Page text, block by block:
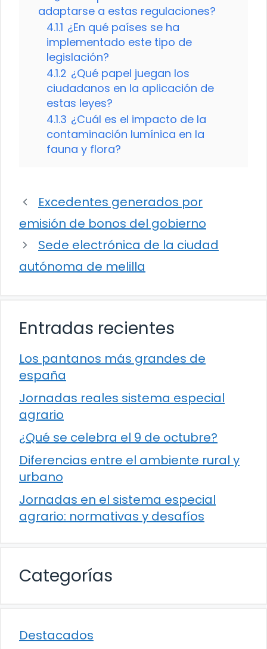
adaptarse a estas regulaciones?
4.1.1 ¿En qué países se ha
implementado este tipo de
legislación?
4.1.2 ¿Qué papel juegan los
ciudadanos en la aplicación de
estas leyes?
4.1.3 ¿Cuál es el impacto de la
contaminación lumínica en la
fauna y flora?
Excedentes generados por
emisión de bonos del gobierno
Sede electrónica de la ciudad
autónoma de melilla
Entradas recientes
Los pantanos más grandes de
españa
Jornadas reales sistema especial
agrario
¿Qué se celebra el 9 de octubre?
Diferencias entre el ambiente rural y
urbano
Jornadas en el sistema especial
agrario: normativas y desafíos
Categorías
Destacados